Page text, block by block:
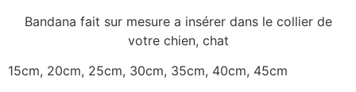
Bandana fait sur mesure a insérer dans le collier de
votre chien, chat
15cm, 20cm, 25cm, 30cm, 35cm, 40cm, 45cm